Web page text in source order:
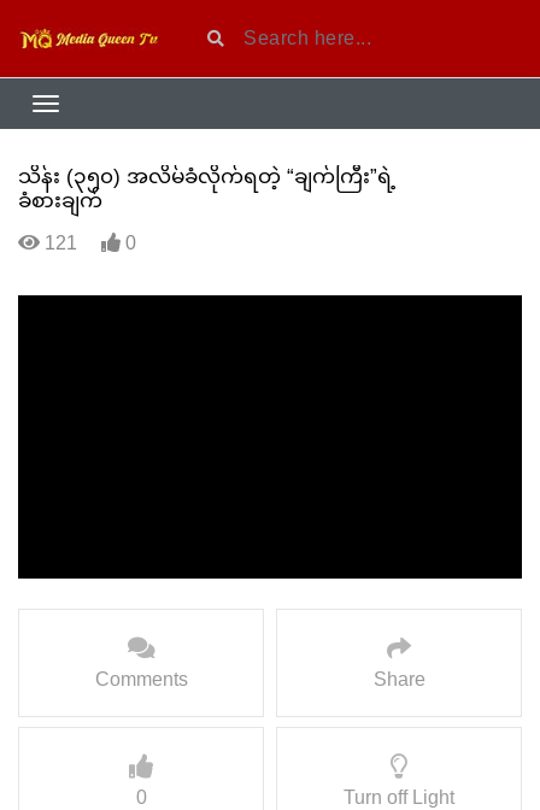
သိန်း (၃၅၀) အလိမ်ခံလိုက်ရတဲ့ “ချက်ကြီး”ရဲ့
ခံစားချက်
121 0
Comments Share
0 Turn off Light